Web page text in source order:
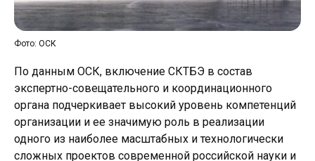
Фото: ОСК
По данным ОСК, включение СКТБЭ в состав
экспертно-совещательного и координационного
органа подчеркивает высокий уровень компетенций
организации и ее значимую роль в реализации
одного из наиболее масштабных и технологически
сложных проектов современной российской науки и